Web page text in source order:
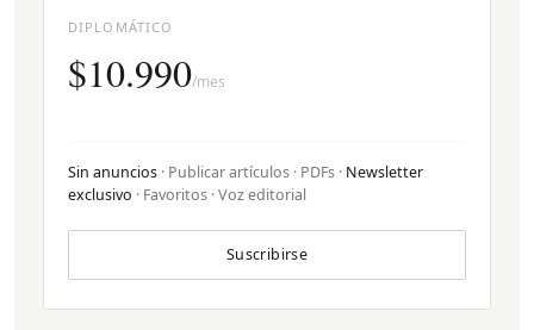
DIPLOMÁTICO
$10.990/mes
Sin anuncios · Publicar artículos · PDFs · Newsletter
exclusivo · Favoritos · Voz editorial
Suscribirse